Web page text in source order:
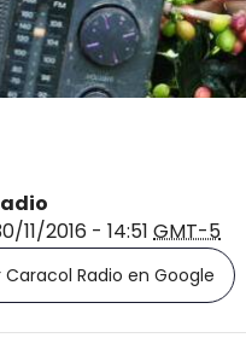
11/2016 - 14:51 GMT-5
Caracol Radio en Google